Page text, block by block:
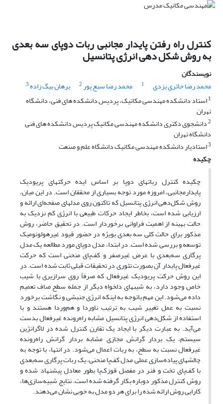
کنترل راه رفتن پایدار مجانبی ربات دوپای سه بعدی
به روش شکل دهی انرژی پتانسیل
نویسندگان
محمد رضا حائری یزدی
1 محمد رضا سبع پور2 برهان بیگ زاده3
1استاد دانشکده مهندسی مکانیک، پردیس دانشکده های فنی، دانشگاه
تهران
2دانشجوی دکتری دانشکده مهندسی مکانیک پردیس دانشکده های فنی
دانشگاه تهران
3استادیار دانشکده مهندسی مکانیک دانشگاه علم و صنعت
چکیده
چکیده کنترل رباتهای دوپا بر اساس ایده حرکتهای پریودیک
پایدارمجانبی، امروزه مورد توجه بسیاری از محققان است. در این میان،
روش شکل‌دهی انرژی پتانسیل که تاکنون روی مدلهای صفحه‌ای ارائه و
ارزیابی شده است، بخاطر ایجاد حرکات طبیعی‌ با انرژی کم نزدیک به
حالت بهینه از اهمیت فراوانی برخوردار است. در تحقیق حاضر، روش
مذکور برای حالت کلی سه بعدی بویژه در حضور قیود غیرهولونومیک
توسعه و بررسی شده است. در ابتدا، مدل دوپای مورد مطالعه یک مدل
پرگاری سه‌بعدی با عرض غیرصفر و کف‌پای منحنی است که حرکت
غیرفعال پایدار آن بصورت تئوری در تحقیقات قبلی ثابت شده است. در
این روش حرکت پریودیک غیرفعال که صرفاً روی سرازیری با شیب
خاص وجود دارد، به شیبهای دلخواه دیگر از جمله سطح صاف تعمیم
داده می‌شود. این مهم باتوجه به اینکه انرژی جنبشی و نگاشت برخورد
نسبت به عمل تغییر شیب به ترتیب ناوردا و هم‌وردا هستند و با
استفاده از شکل‌دهی انرژی پتانسیل مشابه راه‌رونده غیرفعال بدست
می‌آید. به عبارت دیگر با ایجاد یک تقارن کنترل شده در لاگرانژین
سیستم، یک بردار گرانش مجازی مشابه بردار گرانش راه‌رونده
غیرفعال نسبت به سطح، به ربات اعمال می‌شود. در انتها، با توجه به
چالشهای پیاده‌سازی عملی مدل کف‌پا منحنی، یک ربات پرگاری سه‌بعدی
با کف‌پای تخت و فنر در مفصل قوزک‌پا بطور معادل پیشنهاد شده و
روش کنترل مذکور دوباره بکار گرفته شده است. نتایج شبیه‌سازی‌ها،
کارایی روش ارائه شده را برای هر دو مدل به خوبی نشان می‌دهند.